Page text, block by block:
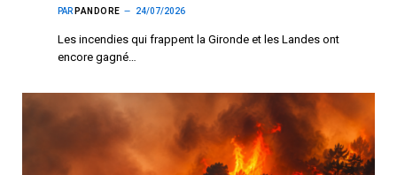
PAR PANDORE 24/07/2026
Les incendies qui frappent la Gironde et les Landes ont
encore gagné…